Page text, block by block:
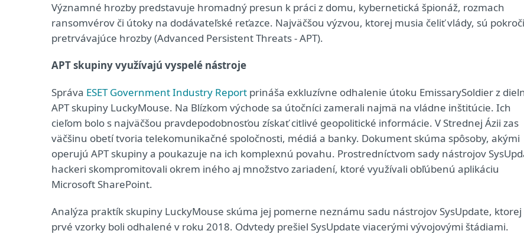
Významné hrozby predstavuje hromadný presun k práci z domu, kybernetická špionáž, rozmach
ransomvérov či útoky na dodávateľské reťazce. Najväčšou výzvou, ktorej musia čeliť vlády, sú
pretrvávajúce hrozby (Advanced Persistent Threats - APT).
APT skupiny využívajú vyspelé nástroje
Správa ESET Government Industry Report prináša exkluzívne odhalenie útoku EmissarySoldier z
APT skupiny LuckyMouse. Na Blízkom východe sa útočníci zamerali najmä na vládne inštitúcie. Ich
cieľom bolo s najväčšou pravdepodobnosťou získať citlivé geopolitické informácie. V Strednej Ázii zas
väčšinu obetí tvoria telekomunikačné spoločnosti, médiá a banky. Dokument skúma spôsoby, akými
operujú APT skupiny a poukazuje na ich komplexnú povahu. Prostredníctvom sady nástrojov
hackeri skompromitovali okrem iného aj množstvo zariadení, ktoré využívali obľúbenú aplikáciu
Microsoft SharePoint.
Analýza praktík skupiny LuckyMouse skúma jej pomerne neznámu sadu nástrojov SysUpdate, ktorej
prvé vzorky boli odhalené v roku 2018. Odvtedy prešiel SysUpdate viacerými vývojovými štádiami.